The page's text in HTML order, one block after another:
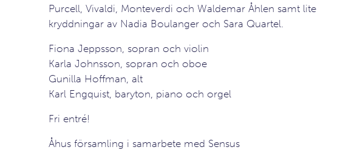
Purcell, Vivaldi, Monteverdi och Waldemar Åhlen samt lite
kryddningar av Nadia Boulanger och Sara Quartel.
Fiona Jeppsson, sopran och violin
Karla Johnsson, sopran och oboe
Gunilla Hoffman, alt
Karl Engquist, baryton, piano och orgel
Fri entré!
Åhus församling i samarbete med Sensus